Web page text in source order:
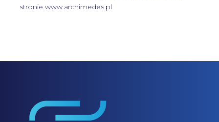
stronie www.archimedes.pl